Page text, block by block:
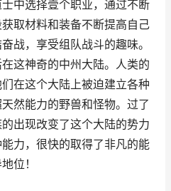
中选择壹个职业，通过不断
取材料和装备不断提高自己
战，享受组队战斗的趣味。
这神奇的中州大陆。人类的
在这个大陆上被迫建立各种
然能力的野兽和怪物。过了
出现改变了这个大陆的势力
力，很快的取得了非凡的能
位！